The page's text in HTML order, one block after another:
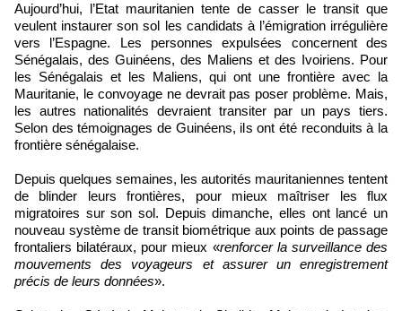
Aujourd’hui, l’Etat mauritanien tente de casser le transit que
veulent instaurer son sol les candidats à l’émigration irrégulière
vers l’Espagne. Les personnes expulsées concernent des
Sénégalais, des Guinéens, des Maliens et des Ivoiriens. Pour
les Sénégalais et les Maliens, qui ont une frontière avec la
Mauritanie, le convoyage ne devrait pas poser problème. Mais,
les autres nationalités devraient transiter par un pays tiers.
Selon des témoignages de Guinéens, ils ont été reconduits à la
frontière sénégalaise.
Depuis quelques semaines, les autorités mauritaniennes tentent
de blinder leurs frontières, pour mieux maîtriser les flux
migratoires sur son sol. Depuis dimanche, elles ont lancé un
nouveau système de transit biométrique aux points de passage
frontaliers bilatéraux, pour mieux «renforcer la surveillance des
mouvements des voyageurs et assurer un enregistrement
précis de leurs données».